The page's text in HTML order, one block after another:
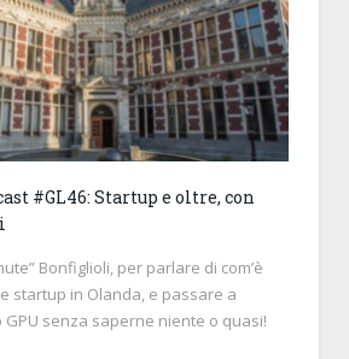
#GL46: Startup e oltre, con
Bonfiglioli, per parlare di com’è
startup in Olanda, e passare a
senza saperne niente o quasi!